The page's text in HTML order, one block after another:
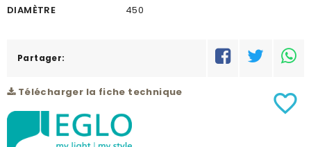
DIAMÈTRE
450
COULEUR FINITION
PUISSANCE (W)
1X60W
Partager:
Télécharger la fiche technique favorite_border